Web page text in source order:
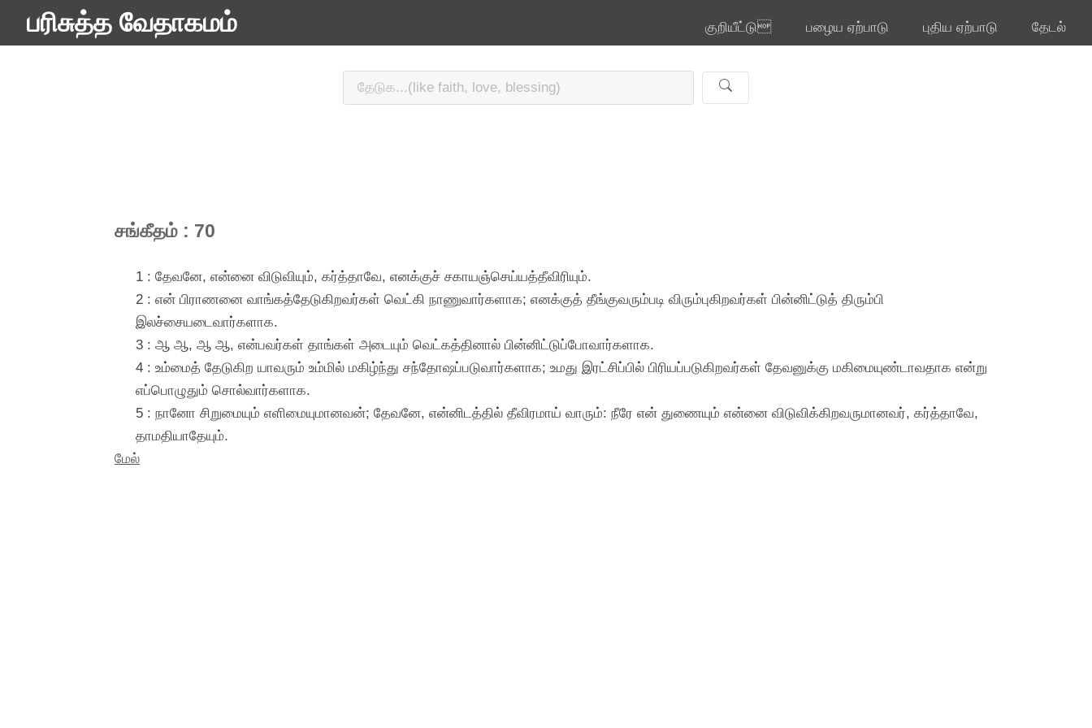
பரிசுத்த வேதாகமம் குறியீட்டு பழைய ஏற்பாடு புதிய ஏற்பாடு தேடல்
சங்கீதம் : 70
1 : தேவனே, என்னை விடுவியும், கர்த்தாவே, எனக்குச் சகாயஞ்செய்யத்தீவிரியும்.
2 : என் பிராணனை வாங்கத்தேடுகிறவர்கள் வெட்கி நாணுவார்களாக; எனக்குத் தீங்குவரும்படி விரும்புகிறவர்கள் பின்னிட்டுத் திரும்பி
இலச்சையடைவார்களாக.
3 : ஆ ஆ, ஆ ஆ, என்பவர்கள் தாங்கள் அடையும் வெட்கத்தினால் பின்னிட்டுப்போவார்களாக.
4 : உம்மைத் தேடுகிற யாவரும் உம்மில் மகிழ்ந்து சந்தோஷப்படுவார்களாக; உமது இரட்சிப்பில் பிரியப்படுகிறவர்கள் தேவனுக்கு மகிமையுண்டாவதாக என்று
எப்பொழுதும் சொல்வார்களாக.
5 : நானோ சிறுமையும் எளிமையுமானவன்; தேவனே, என்னிடத்தில் தீவிரமாய் வாரும்: நீரே என் துணையும் என்னை விடுவிக்கிறவருமானவர், கர்த்தாவே,
தாமதியாதேயும்.
மேல்